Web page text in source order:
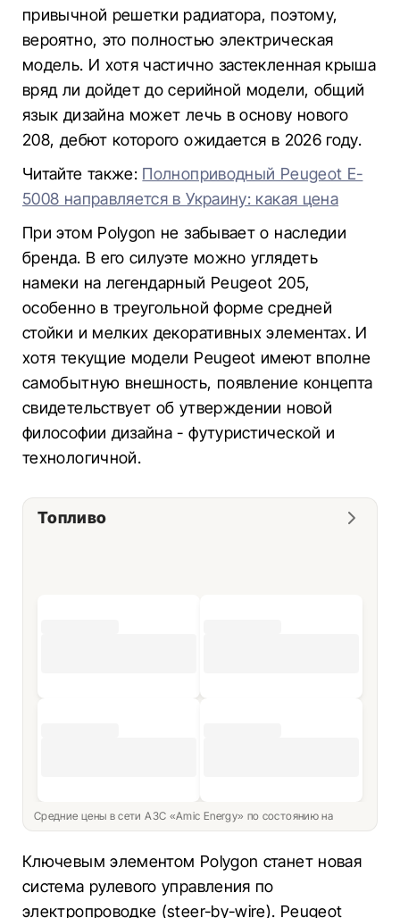
привычной решетки радиатора, поэтому,
вероятно, это полностью электрическая
модель. И хотя частично застекленная крыша
вряд ли дойдет до серийной модели, общий
язык дизайна может лечь в основу нового
208, дебют которого ожидается в 2026 году.
Читайте также: Полноприводный Peugeot E-
5008 направляется в Украину: какая цена
При этом Polygon не забывает о наследии
бренда. В его силуэте можно углядеть
намеки на легендарный Peugeot 205,
особенно в треугольной форме средней
стойки и мелких декоративных элементах. И
хотя текущие модели Peugeot имеют вполне
самобытную внешность, появление концепта
свидетельствует об утверждении новой
философии дизайна - футуристической и
технологичной.
Топливо
Средние цены в сети АЗС «Amic Energy» по состоянию на
Ключевым элементом Polygon станет новая
система рулевого управления по
электропроводке (steer-by-wire). Peugeot